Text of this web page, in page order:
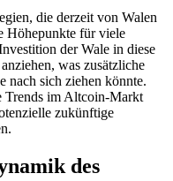
die derzeit von Walen
Höhepunkte für viele
der Wale in diese
was zusätzliche
nach sich ziehen könnte.
Trends im Altcoin-Markt
zukünftige
des